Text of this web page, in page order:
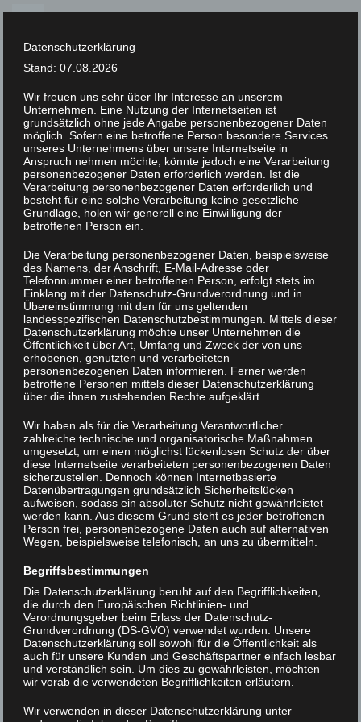
Skip
content
XLAB STIFTUNG
Von Membran-Modellen zu Modell-
Membranen
Prof. Dr. Claudia Steinem
Universität Göttingen
Biologische Membranen sind essentiell für
das Leben von Organismen. Als Begrenzung
von Zellen halten sie lebenswichtige
Unterschiede zwischen dem Cytosol und der
extrazellulären Umgebung aufrecht.
Basierend auf experimentellen Befunden,
wurden bereits Anfang 1900 Modelle der
molekularen Struktur von Membranen
entworfen, lange bevor die ersten
biologischen Membranen mit Hilfe des
Elektronenmikroskops in den 1950er-Jahren
untersucht werden konnten. Diese
Membran-Modelle im Wandel der Zeit sind
ein schönes Beispiel dafür, wie
Modellvorstellungen sich entwickeln,
teilweise falsch sind, revidiert und verfeinert
werden. Im Vortrag werde ich aufzeigen, wie
sich unser strukturelles Bild der
biologischen Membran im Laufe der Zeit
verändert hat und wie man heute in der
Datenschutzerklärung
Stand: 07.08.2026
Wir freuen uns sehr über Ihr Interesse an unserem
Unternehmen. Eine Nutzung der Internetseiten ist
grundsätzlich ohne jede Angabe personenbezogener Daten
möglich. Sofern eine betroffene Person besondere Services
unseres Unternehmens über unsere Internetseite in
Anspruch nehmen möchte, könnte jedoch eine Verarbeitung
personenbezogener Daten erforderlich werden. Ist die
Verarbeitung personenbezogener Daten erforderlich und
besteht für eine solche Verarbeitung keine gesetzliche
Grundlage, holen wir generell eine Einwilligung der
betroffenen Person ein.
Die Verarbeitung personenbezogener Daten, beispielsweise
des Namens, der Anschrift, E-Mail-Adresse oder
Telefonnummer einer betroffenen Person, erfolgt stets im
Einklang mit der Datenschutz-Grundverordnung und in
Übereinstimmung mit den für uns geltenden
landesspezifischen Datenschutzbestimmungen. Mittels dieser
Datenschutzerklärung möchte unser Unternehmen die
Öffentlichkeit über Art, Umfang und Zweck der von uns
erhobenen, genutzten und verarbeiteten
personenbezogenen Daten informieren. Ferner werden
betroffene Personen mittels dieser Datenschutzerklärung
über die ihnen zustehenden Rechte aufgeklärt.
Wir haben als für die Verarbeitung Verantwortlicher
zahlreiche technische und organisatorische Maßnahmen
umgesetzt, um einen möglichst lückenlosen Schutz der über
diese Internetseite verarbeiteten personenbezogenen Daten
sicherzustellen. Dennoch können Internetbasierte
Datenübertragungen grundsätzlich Sicherheitslücken
aufweisen, sodass ein absoluter Schutz nicht gewährleistet
werden kann. Aus diesem Grund steht es jeder betroffenen
Person frei, personenbezogene Daten auch auf alternativen
Wegen, beispielsweise telefonisch, an uns zu übermitteln.
Begriffsbestimmungen
Die Datenschutzerklärung beruht auf den Begrifflichkeiten,
die durch den Europäischen Richtlinien- und
Verordnungsgeber beim Erlass der Datenschutz-
Grundverordnung (DS-GVO) verwendet wurden. Unsere
Datenschutzerklärung soll sowohl für die Öffentlichkeit als
auch für unsere Kunden und Geschäftspartner einfach lesbar
und verständlich sein. Um dies zu gewährleisten, möchten
wir vorab die verwendeten Begrifflichkeiten erläutern.
Wir verwenden in dieser Datenschutzerklärung unter